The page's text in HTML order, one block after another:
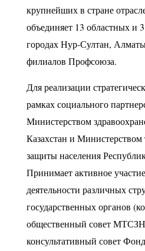
крупнейших в стране
объединяет 13 областных и
городах Нур-Султан,
филиалов Профсоюза.
Для реализации
рамках социального
Министерством
Казахстан и Министерством
защиты населения
Принимает активное
деятельности различных
государственных органов
общественный совет
консультативный совет